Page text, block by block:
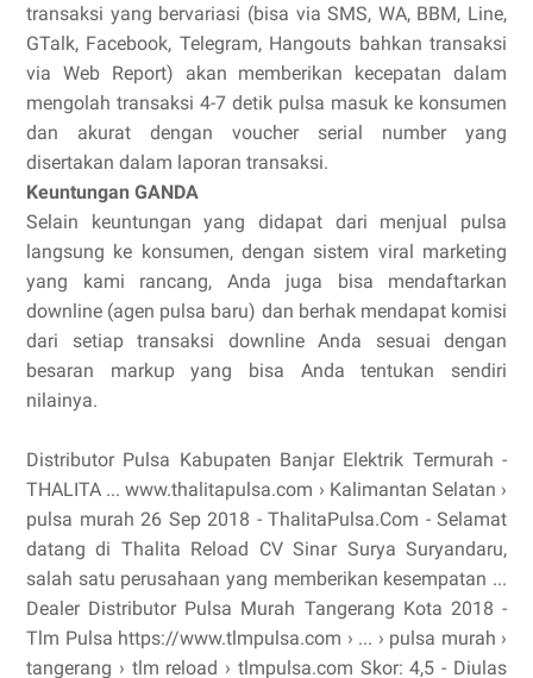
transaksi yang bervariasi (bisa via SMS, WA, BBM, Line,
GTalk, Facebook, Telegram, Hangouts bahkan transaksi
via Web Report) akan memberikan kecepatan dalam
mengolah transaksi 4-7 detik pulsa masuk ke konsumen
dan akurat dengan voucher serial number yang
disertakan dalam laporan transaksi.
Keuntungan GANDA
Selain keuntungan yang didapat dari menjual pulsa
langsung ke konsumen, dengan sistem viral marketing
yang kami rancang, Anda juga bisa mendaftarkan
downline (agen pulsa baru) dan berhak mendapat komisi
dari setiap transaksi downline Anda sesuai dengan
besaran markup yang bisa Anda tentukan sendiri
nilainya.
Distributor Pulsa Kabupaten Banjar Elektrik Termurah -
THALITA ... www.thalitapulsa.com › Kalimantan Selatan ›
pulsa murah 26 Sep 2018 - ThalitaPulsa.Com - Selamat
datang di Thalita Reload CV Sinar Surya Suryandaru,
salah satu perusahaan yang memberikan kesempatan ...
Dealer Distributor Pulsa Murah Tangerang Kota 2018 -
Tlm Pulsa https://www.tlmpulsa.com › ... › pulsa murah ›
tangerang › tlm reload › tlmpulsa.com Skor: 4,5 - ‎Diulas